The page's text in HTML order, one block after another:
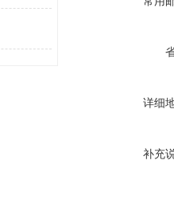
详细
补充